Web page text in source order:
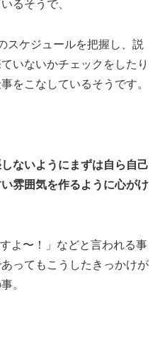
るそうで、
スケジュールを把握し、説
いないかチェックをしたり
をこなしているそうです。
ないようにまずは自ら自己
雰囲気を作るように心がけ
よ〜！」などと言われる事
ってもこうしたきっかけが
。